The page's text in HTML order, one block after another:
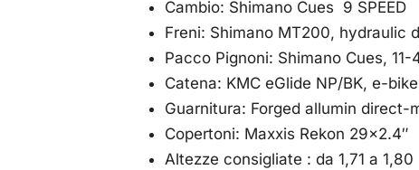
Cambio: Shimano Cues 9 SPEED
Freni: Shimano MT200, hydraulic
Pacco Pignoni: Shimano Cues, 11-
Catena: KMC eGlide NP/BK, e-
Guarnitura: Forged allumin direct-
Copertoni: Maxxis Rekon 29×2.4″
Altezze consigliate : da 1,71 a 1,80